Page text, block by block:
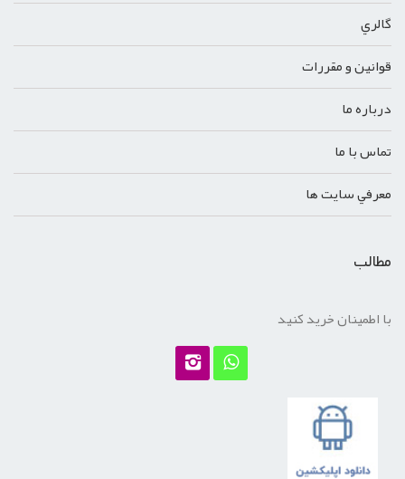
گالري
قوانين و مقررات
درباره ما
تماس با ما
معرفي سايت ها
مطالب
با اطمینان خرید کنید